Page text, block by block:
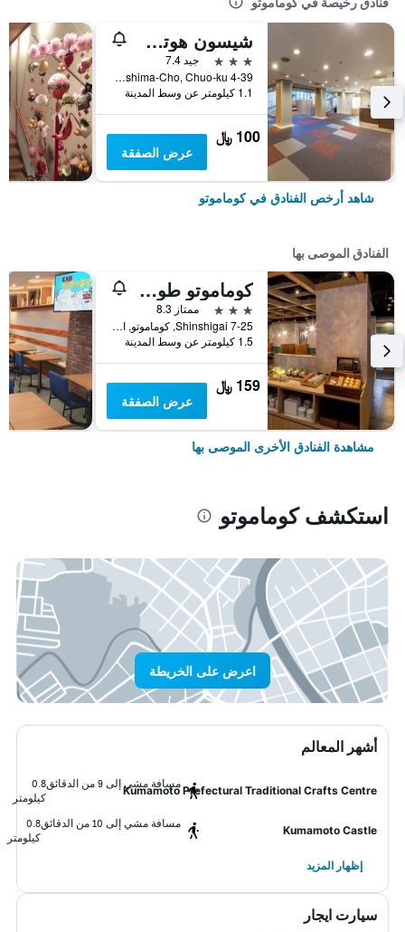
شيسون هوتل كوماموتو
3 نجوم
جيد 7.4
4-39 Karashima-Cho, Chuo-ku, كوماموتو, اليابان
1.1 كيلومتر عن وسط المدينة
100 ﷼
عرض الصفقة
شاهد أرخص الفنادق في كوماموتو
الفنادق الموصى بها
كوماموتو طوكيو راي هوتل
3 نجوم
ممتاز 8.3
7-25 Shinshigai, كوماموتو, اليابان
1.5 كيلومتر عن وسط المدينة
159 ﷼
عرض الصفقة
مشاهدة الفنادق الأخرى الموصى بها
استكشف كوماموتو
اعرض على الخريطة
أشهر المعالم
Kumamoto Prefectural Traditional Crafts Centre
مسافة مشي إلى 9 من الدقائق
0.8
كيلومتر
Kumamoto Castle
مسافة مشي إلى 10 من الدقائق
0.8
كيلومتر
إظهار المزيد
سيارت ايجار